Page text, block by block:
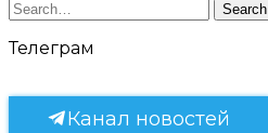
Search
Телеграм
Канал новостей